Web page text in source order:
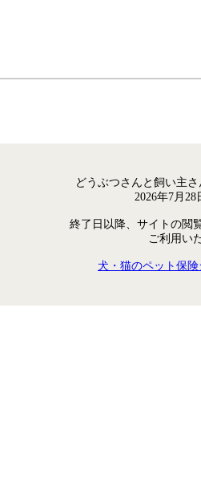
どうぶつさんと飼い主
2026年7月28
終了日以降、サイトの閲
ご利用い
犬・猫のペット保